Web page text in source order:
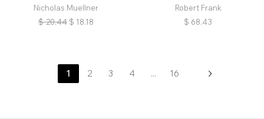
Nicholas Muellner
$ 20.44 $ 18.18
Robert Frank
$ 68.43
1 2 3 4 ... 16